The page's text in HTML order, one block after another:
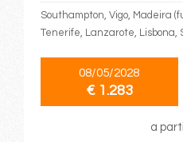
Southampton, Vigo, Madeira
Tenerife, Lanzarote, Lisbona,
08/05/2028
€ 1.283
a